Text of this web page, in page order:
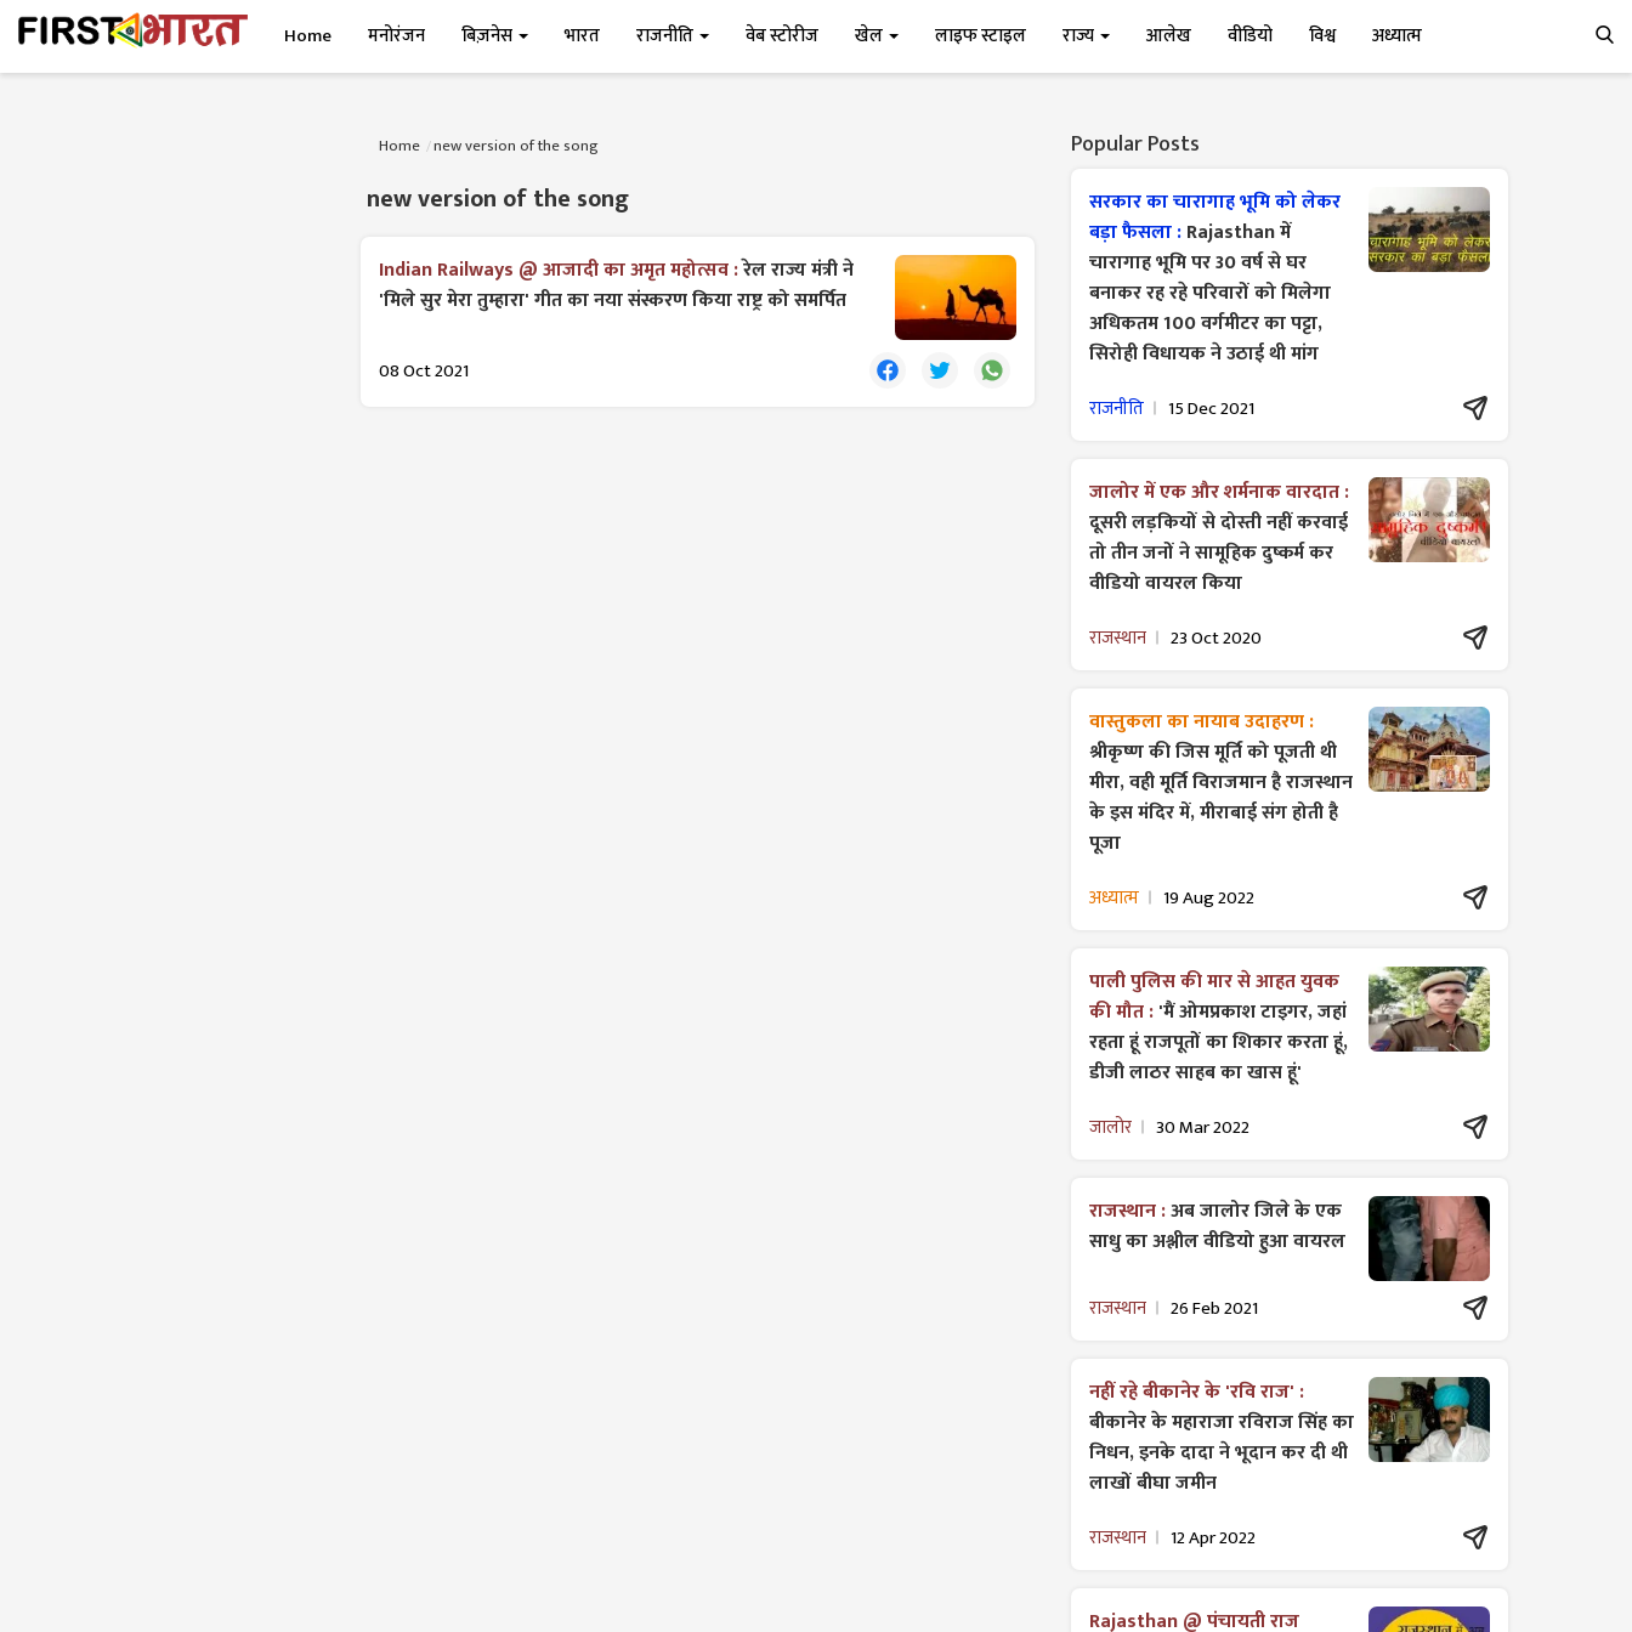
Home मनोरंजन बिज़नेस भारत राजनीति वेब स्टोरीज खेल लाइफ स्टाइल राज्य आलेख वीडियो विश्व अध्यात्म
Home new version of the song
new version of the song
Indian Railways @ आजादी का अमृत महोत्सव :रेल राज्य मंत्री ने
'मिले सुर मेरा तुम्हारा' गीत का नया संस्करण किया राष्ट्र को समर्पित
08 Oct 2021
Popular Posts
सरकार का चारागाह भूमि को लेकर
बड़ा फैसला :Rajasthan में
चारागाह भूमि पर 30 वर्ष से घर
बनाकर रह रहे परिवारों को मिलेगा
अधिकतम 100 वर्गमीटर का पट्टा,
सिरोही विधायक ने उठाई थी मांग
राजनीति 15 Dec 2021
जालोर में एक और शर्मनाक वारदात :
दूसरी लड़कियों से दोस्ती नहीं करवाई
तो तीन जनों ने सामूहिक दुष्कर्म कर
वीडियो वायरल किया
राजस्थान 23 Oct 2020
वास्तुकला का नायाब उदाहरण :
श्रीकृष्ण की जिस मूर्ति को पूजती थी
मीरा, वही मूर्ति विराजमान है राजस्थान
के इस मंदिर में, मीराबाई संग होती है
पूजा
अध्यात्म 19 Aug 2022
पाली पुलिस की मार से आहत युवक
की मौत :'मैं ओमप्रकाश टाइगर, जहां
रहता हूं राजपूतों का शिकार करता हूं,
डीजी लाठर साहब का खास हूं'
जालोर 30 Mar 2022
राजस्थान :अब जालोर जिले के एक
साधु का अश्लील वीडियो हुआ वायरल
राजस्थान 26 Feb 2021
नहीं रहे बीकानेर के 'रवि राज' :
बीकानेर के महाराजा रविराज सिंह का
निधन, इनके दादा ने भूदान कर दी थी
लाखों बीघा जमीन
राजस्थान 12 Apr 2022
Rajasthan @ पंचायती राज